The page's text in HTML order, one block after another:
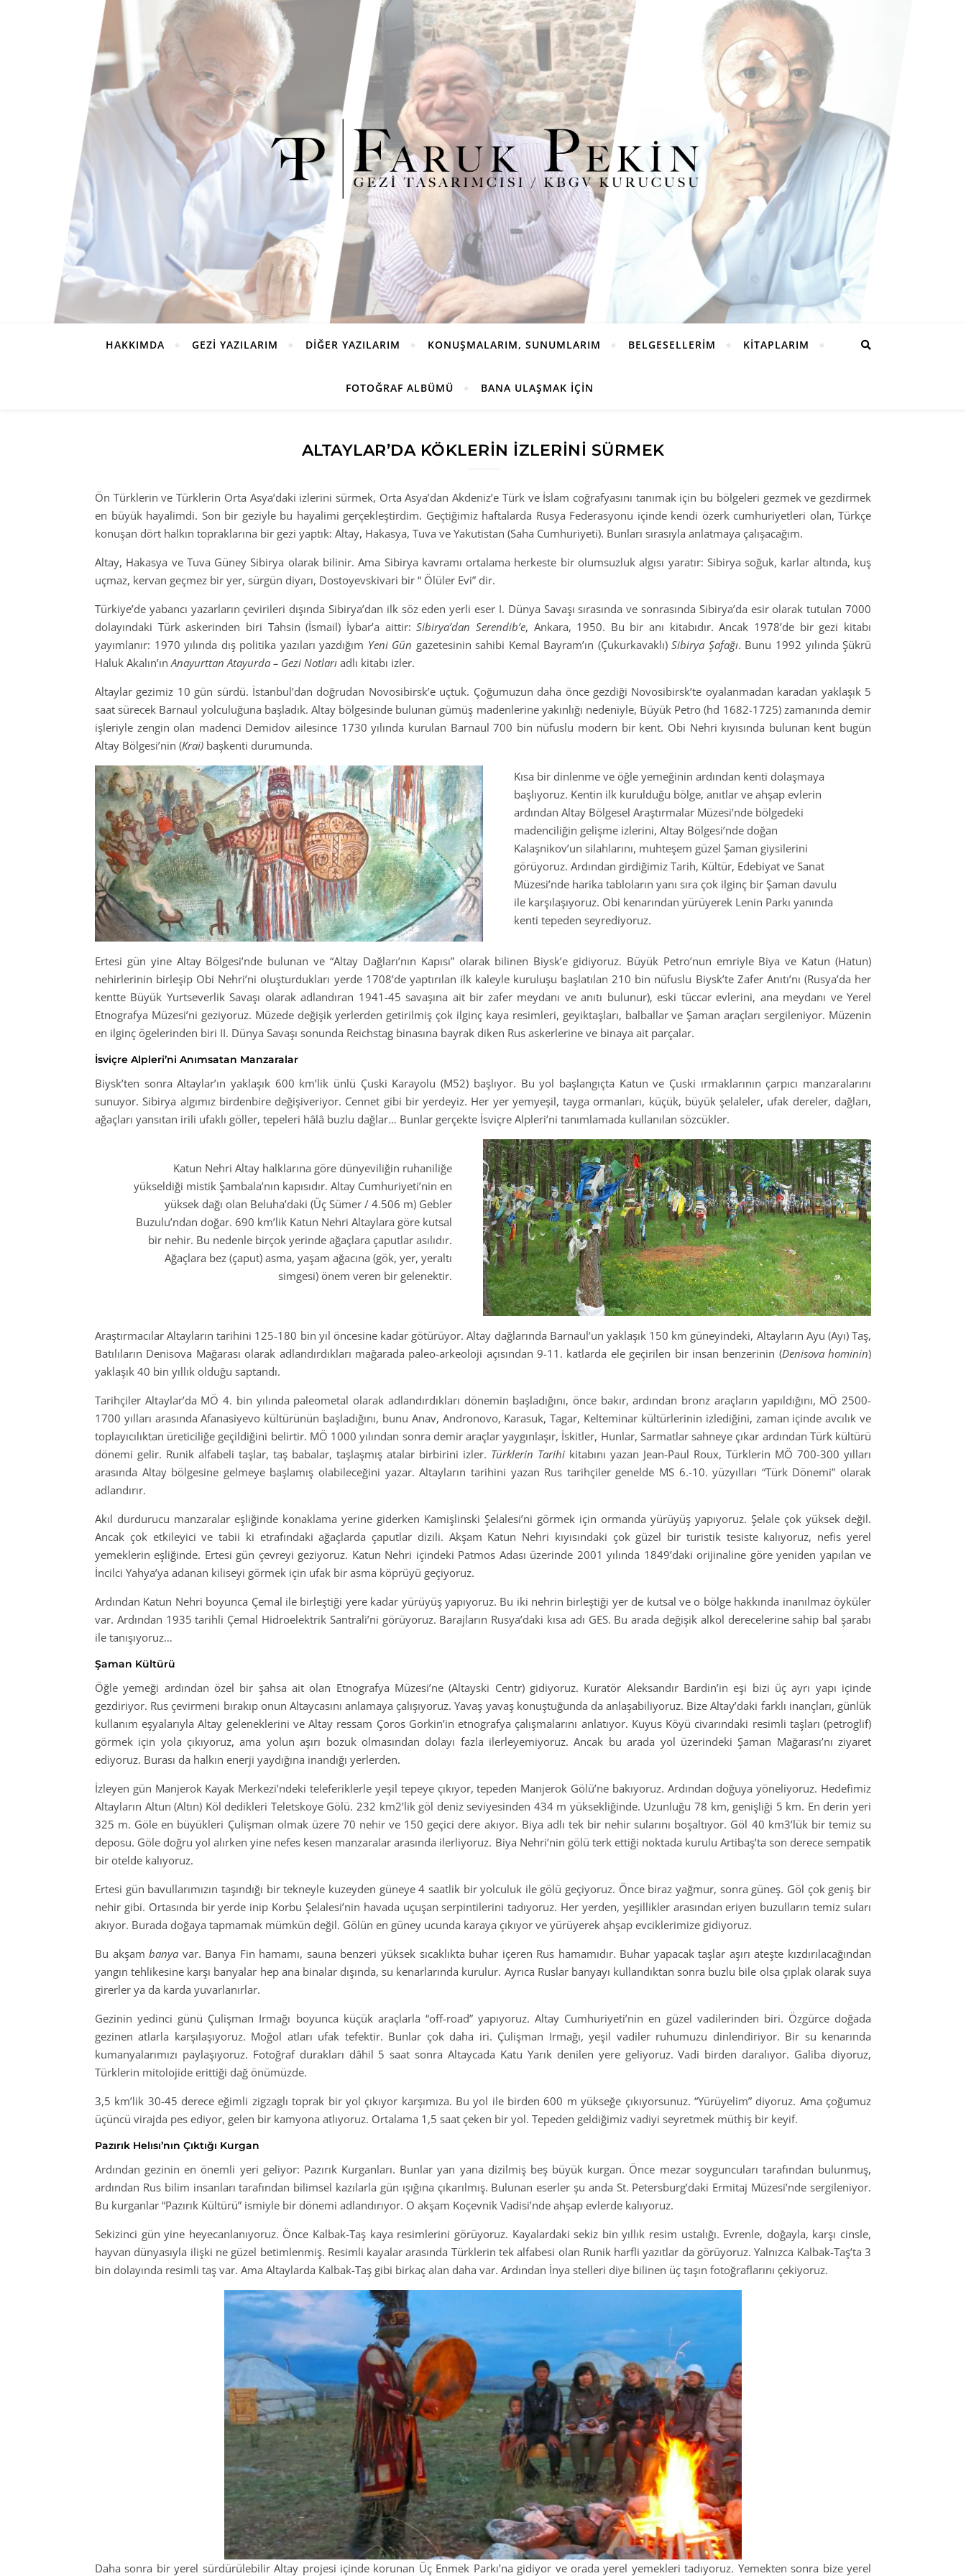
HAKKIMDA GEZI YAZILARIM DIĞER YAZILARIM KONUŞMALARIM, SUNUMLARIM BELGESELLERIM KITAPLARIM
FOTOĞRAF ALBÜMÜ BANA ULAŞMAK İÇIN
ALTAYLAR’DA KÖKLERİN İZLERİNİ SÜRMEK
Ön Türklerin ve Türklerin Orta Asya’daki izlerini sürmek, Orta Asya’dan Akdeniz’e Türk ve İslam coğrafyasını tanımak için bu bölgeleri gezmek ve gezdirmek
en büyük hayalimdi. Son bir geziyle bu hayalimi gerçekleştirdim. Geçtiğimiz haftalarda Rusya Federasyonu içinde kendi özerk cumhuriyetleri olan, Türkçe
konuşan dört halkın topraklarına bir gezi yaptık: Altay, Hakasya, Tuva ve Yakutistan (Saha Cumhuriyeti). Bunları sırasıyla anlatmaya çalışacağım.
Altay, Hakasya ve Tuva Güney Sibirya olarak bilinir. Ama Sibirya kavramı ortalama herkeste bir olumsuzluk algısı yaratır: Sibirya soğuk, karlar altında, kuş
uçmaz, kervan geçmez bir yer, sürgün diyarı, Dostoyevskivari bir “ Ölüler Evi” dir.
Türkiye’de yabancı yazarların çevirileri dışında Sibirya’dan ilk söz eden yerli eser I. Dünya Savaşı sırasında ve sonrasında Sibirya’da esir olarak tutulan 7000
dolayındaki Türk askerinden biri Tahsin (İsmail) İybar’a aittir:Sibirya’dan Serendib’e, Ankara, 1950. Bu bir anı kitabıdır. Ancak 1978’de bir gezi kitabı
yayımlanır: 1970 yılında dış politika yazıları yazdığım Yeni Gün gazetesinin sahibi Kemal Bayram’ın (Çukurkavaklı)Sibirya Şafağı. Bunu 1992 yılında Şükrü
Haluk Akalın’ınAnayurttan Atayurda – Gezi Notları adlı kitabı izler.
Altaylar gezimiz 10 gün sürdü. İstanbul’dan doğrudan Novosibirsk’e uçtuk. Çoğumuzun daha önce gezdiği Novosibirsk’te oyalanmadan karadan yaklaşık 5
saat sürecek Barnaul yolculuğuna başladık. Altay bölgesinde bulunan gümüş madenlerine yakınlığı nedeniyle, Büyük Petro (hd 1682-1725) zamanında demir
işleriyle zengin olan madenci Demidov ailesince 1730 yılında kurulan Barnaul 700 bin nüfuslu modern bir kent. Obi Nehri kıyısında bulunan kent bugün
Altay Bölgesi’nin (Krai) başkenti durumunda.
Kısa bir dinlenme ve öğle yemeğinin ardından kenti dolaşmaya
başlıyoruz. Kentin ilk kurulduğu bölge, anıtlar ve ahşap evlerin
ardından Altay Bölgesel Araştırmalar Müzesi’nde bölgedeki
madenciliğin gelişme izlerini, Altay Bölgesi’nde doğan
Kalaşnikov’un silahlarını, muhteşem güzel Şaman giysilerini
görüyoruz. Ardından girdiğimiz Tarih, Kültür, Edebiyat ve Sanat
Müzesi’nde harika tabloların yanı sıra çok ilginç bir Şaman davulu
ile karşılaşıyoruz. Obi kenarından yürüyerek Lenin Parkı yanında
kenti tepeden seyrediyoruz.
Ertesi gün yine Altay Bölgesi’nde bulunan ve “Altay Dağları’nın Kapısı” olarak bilinen Biysk’e gidiyoruz. Büyük Petro’nun emriyle Biya ve Katun (Hatun)
nehirlerinin birleşip Obi Nehri’ni oluşturdukları yerde 1708’de yaptırılan ilk kaleyle kuruluşu başlatılan 210 bin nüfuslu Biysk’te Zafer Anıtı’nı (Rusya’da her
kentte Büyük Yurtseverlik Savaşı olarak adlandıran 1941-45 savaşına ait bir zafer meydanı ve anıtı bulunur), eski tüccar evlerini, ana meydanı ve Yerel
Etnografya Müzesi’ni geziyoruz. Müzede değişik yerlerden getirilmiş çok ilginç kaya resimleri, geyiktaşları, balballar ve Şaman araçları sergileniyor. Müzenin
en ilginç ögelerinden biri II. Dünya Savaşı sonunda Reichstag binasına bayrak diken Rus askerlerine ve binaya ait parçalar.
İsviçre Alpleri’ni Anımsatan Manzaralar
Biysk’ten sonra Altaylar’ın yaklaşık 600 km’lik ünlü Çuski Karayolu (M52) başlıyor. Bu yol başlangıçta Katun ve Çuski ırmaklarının çarpıcı manzaralarını
sunuyor. Sibirya algımız birdenbire değişiveriyor. Cennet gibi bir yerdeyiz. Her yer yemyeşil, tayga ormanları, küçük, büyük şelaleler, ufak dereler, dağları,
ağaçları yansıtan irili ufaklı göller, tepeleri hâlâ buzlu dağlar… Bunlar gerçekte İsviçre Alpleri’ni tanımlamada kullanılan sözcükler.
Katun Nehri Altay halklarına göre dünyeviliğin ruhaniliğe
yükseldiği mistik Şambala’nın kapısıdır. Altay Cumhuriyeti’nin en
yüksek dağı olan Beluha’daki (Üç Sümer / 4.506 m) Gebler
Buzulu’ndan doğar. 690 km’lik Katun Nehri Altaylara göre kutsal
bir nehir. Bu nedenle birçok yerinde ağaçlara çaputlar asılıdır.
Ağaçlara bez (çaput) asma, yaşam ağacına (gök, yer, yeraltı
simgesi) önem veren bir gelenektir.
Araştırmacılar Altayların tarihini 125-180 bin yıl öncesine kadar götürüyor. Altay dağlarında Barnaul’un yaklaşık 150 km güneyindeki, Altayların Ayu (Ayı) Taş,
Batılıların Denisova Mağarası olarak adlandırdıkları mağarada paleo-arkeoloji açısından 9-11. katlarda ele geçirilen bir insan benzerinin (Denisova hominin)
yaklaşık 40 bin yıllık olduğu saptandı.
Tarihçiler Altaylar’da MÖ 4. bin yılında paleometal olarak adlandırdıkları dönemin başladığını, önce bakır, ardından bronz araçların yapıldığını, MÖ 2500-
1700 yılları arasında Afanasiyevo kültürünün başladığını, bunu Anav, Andronovo, Karasuk, Tagar, Kelteminar kültürlerinin izlediğini, zaman içinde avcılık ve
toplayıcılıktan üreticiliğe geçildiğini belirtir. MÖ 1000 yılından sonra demir araçlar yaygınlaşır, İskitler, Hunlar, Sarmatlar sahneye çıkar ardından Türk kültürü
dönemi gelir. Runik alfabeli taşlar, taş babalar, taşlaşmış atalar birbirini izler. Türklerin Tarihi kitabını yazan Jean-Paul Roux, Türklerin MÖ 700-300 yılları
arasında Altay bölgesine gelmeye başlamış olabileceğini yazar. Altayların tarihini yazan Rus tarihçiler genelde MS 6.-10. yüzyılları “Türk Dönemi” olarak
adlandırır.
Akıl durdurucu manzaralar eşliğinde konaklama yerine giderken Kamişlinski Şelalesi’ni görmek için ormanda yürüyüş yapıyoruz. Şelale çok yüksek değil.
Ancak çok etkileyici ve tabii ki etrafındaki ağaçlarda çaputlar dizili. Akşam Katun Nehri kıyısındaki çok güzel bir turistik tesiste kalıyoruz, nefis yerel
yemeklerin eşliğinde. Ertesi gün çevreyi geziyoruz. Katun Nehri içindeki Patmos Adası üzerinde 2001 yılında 1849’daki orijinaline göre yeniden yapılan ve
İncilci Yahya’ya adanan kiliseyi görmek için ufak bir asma köprüyü geçiyoruz.
Ardından Katun Nehri boyunca Çemal ile birleştiği yere kadar yürüyüş yapıyoruz. Bu iki nehrin birleştiği yer de kutsal ve o bölge hakkında inanılmaz öyküler
var. Ardından 1935 tarihli Çemal Hidroelektrik Santrali’ni görüyoruz. Barajların Rusya’daki kısa adı GES. Bu arada değişik alkol derecelerine sahip bal şarabı
ile tanışıyoruz…
Şaman Kültürü
Öğle yemeği ardından özel bir şahsa ait olan Etnografya Müzesi’ne (Altayski Centr) gidiyoruz. Kuratör Aleksandır Bardin’in eşi bizi üç ayrı yapı içinde
gezdiriyor. Rus çevirmeni bırakıp onun Altaycasını anlamaya çalışıyoruz. Yavaş yavaş konuştuğunda da anlaşabiliyoruz. Bize Altay’daki farklı inançları, günlük
kullanım eşyalarıyla Altay geleneklerini ve Altay ressam Çoros Gorkin’in etnografya çalışmalarını anlatıyor. Kuyus Köyü civarındaki resimli taşları (petroglif)
görmek için yola çıkıyoruz, ama yolun aşırı bozuk olmasından dolayı fazla ilerleyemiyoruz. Ancak bu arada yol üzerindeki Şaman Mağarası’nı ziyaret
ediyoruz. Burası da halkın enerji yaydığına inandığı yerlerden.
İzleyen gün Manjerok Kayak Merkezi’ndeki teleferiklerle yeşil tepeye çıkıyor, tepeden Manjerok Gölü’ne bakıyoruz. Ardından doğuya yöneliyoruz. Hedefimiz
Altayların Altun (Altın) Köl dedikleri Teletskoye Gölü. 232 km2’lik göl deniz seviyesinden 434 m yüksekliğinde. Uzunluğu 78 km, genişliği 5 km. En derin yeri
325 m. Göle en büyükleri Çulişman olmak üzere 70 nehir ve 150 geçici dere akıyor. Biya adlı tek bir nehir sularını boşaltıyor. Göl 40 km3’lük bir temiz su
deposu. Göle doğru yol alırken yine nefes kesen manzaralar arasında ilerliyoruz. Biya Nehri’nin gölü terk ettiği noktada kurulu Artibaş’ta son derece sempatik
bir otelde kalıyoruz.
Ertesi gün bavullarımızın taşındığı bir tekneyle kuzeyden güneye 4 saatlik bir yolculuk ile gölü geçiyoruz. Önce biraz yağmur, sonra güneş. Göl çok geniş bir
nehir gibi. Ortasında bir yerde inip Korbu Şelalesi’nin havada uçuşan serpintilerini tadıyoruz. Her yerden, yeşillikler arasından eriyen buzulların temiz suları
akıyor. Burada doğaya tapmamak mümkün değil. Gölün en güney ucunda karaya çıkıyor ve yürüyerek ahşap evciklerimize gidiyoruz.
Bu akşambanya var. Banya Fin hamamı, sauna benzeri yüksek sıcaklıkta buhar içeren Rus hamamıdır. Buhar yapacak taşlar aşırı ateşte kızdırılacağından
yangın tehlikesine karşı banyalar hep ana binalar dışında, su kenarlarında kurulur. Ayrıca Ruslar banyayı kullandıktan sonra buzlu bile olsa çıplak olarak suya
girerler ya da karda yuvarlanırlar.
Gezinin yedinci günü Çulişman Irmağı boyunca küçük araçlarla “off-road” yapıyoruz. Altay Cumhuriyeti’nin en güzel vadilerinden biri. Özgürce doğada
gezinen atlarla karşılaşıyoruz. Moğol atları ufak tefektir. Bunlar çok daha iri. Çulişman Irmağı, yeşil vadiler ruhumuzu dinlendiriyor. Bir su kenarında
kumanyalarımızı paylaşıyoruz. Fotoğraf durakları dâhil 5 saat sonra Altaycada Katu Yarık denilen yere geliyoruz. Vadi birden daralıyor. Galiba diyoruz,
Türklerin mitolojide erittiği dağ önümüzde.
3,5 km’lik 30-45 derece eğimli zigzaglı toprak bir yol çıkıyor karşımıza. Bu yol ile birden 600 m yükseğe çıkıyorsunuz. “Yürüyelim” diyoruz. Ama çoğumuz
üçüncü virajda pes ediyor, gelen bir kamyona atlıyoruz. Ortalama 1,5 saat çeken bir yol. Tepeden geldiğimiz vadiyi seyretmek müthiş bir keyif.
Pazırık Helısı’nın Çıktığı Kurgan
Ardından gezinin en önemli yeri geliyor: Pazırık Kurganları. Bunlar yan yana dizilmiş beş büyük kurgan. Önce mezar soyguncuları tarafından bulunmuş,
ardından Rus bilim insanları tarafından bilimsel kazılarla gün ışığına çıkarılmış. Bulunan eserler şu anda St. Petersburg’daki Ermitaj Müzesi’nde sergileniyor.
Bu kurganlar “Pazırık Kültürü” ismiyle bir dönemi adlandırıyor. O akşam Koçevnik Vadisi’nde ahşap evlerde kalıyoruz.
Sekizinci gün yine heyecanlanıyoruz. Önce Kalbak-Taş kaya resimlerini görüyoruz. Kayalardaki sekiz bin yıllık resim ustalığı. Evrenle, doğayla, karşı cinsle,
hayvan dünyasıyla ilişki ne güzel betimlenmiş. Resimli kayalar arasında Türklerin tek alfabesi olan Runik harfli yazıtlar da görüyoruz. Yalnızca Kalbak-Taş’ta 3
bin dolayında resimli taş var. Ama Altaylarda Kalbak-Taş gibi birkaç alan daha var. Ardından İnya stelleri diye bilinen üç taşın fotoğraflarını çekiyoruz.
Daha sonra bir yerel sürdürülebilir Altay projesi içinde korunan Üç Enmek Parkı’na gidiyor ve orada yerel yemekleri tadıyoruz. Yemekten sonra bize yerel